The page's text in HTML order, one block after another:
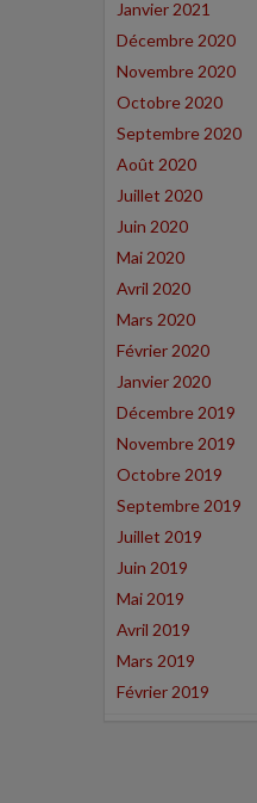
Janvier 2021
Décembre 2020
Novembre 2020
Octobre 2020
Septembre 2020
Août 2020
Juillet 2020
Juin 2020
Mai 2020
Avril 2020
Mars 2020
Février 2020
Janvier 2020
Décembre 2019
Novembre 2019
Octobre 2019
Septembre 2019
Juillet 2019
Juin 2019
Mai 2019
Avril 2019
Mars 2019
Février 2019